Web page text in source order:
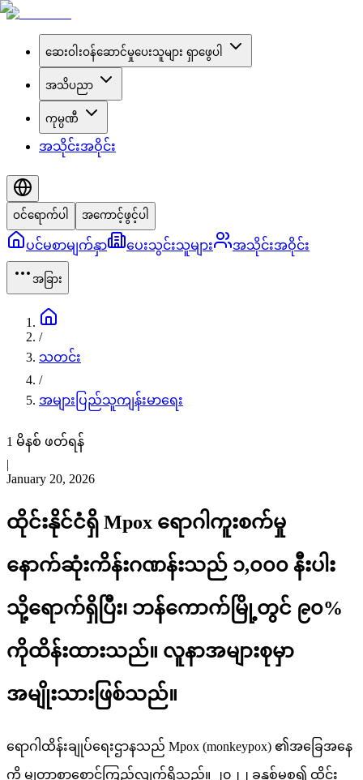
ဆေးဝါးဝန်ဆောင်မှုပေးသူများ ရှာဖွေပါ
အသိပညာ
ကုမ္ပဏီ
အသိုင်းအဝိုင်း
ဝင်ရောက်ပါ အကောင့်ဖွင့်ပါ
ပင်မစာမျက်နှာ ပေးသွင်းသူများ အသိုင်းအဝိုင်း
အခြား
/
သတင်း
/
အများပြည်သူကျန်းမာရေး
1 မိနစ် ဖတ်ရန်
|
January 20, 2026
ထိုင်းနိုင်ငံရှိ Mpox ရောဂါကူးစက်မှု
နောက်ဆုံးကိန်းဂဏန်းသည် ၁,၀၀၀ နီးပါး
သို့ရောက်ရှိပြီး၊ ဘန်ကောက်မြို့တွင် ၉၀%
ကိုထိန်းထားသည်။ လူနာအများစုမှာ
အမျိုးသားဖြစ်သည်။
ရောဂါထိန်းချုပ်ရေးဌာနသည် Mpox (monkeypox) ၏အခြေအနေ
ကို မျှတာစွာစောင့်ကြည့်လျက်ရှိသည်။ ၂၀၂၂ ခုနှစ်မှစ၍ ထိုင်း